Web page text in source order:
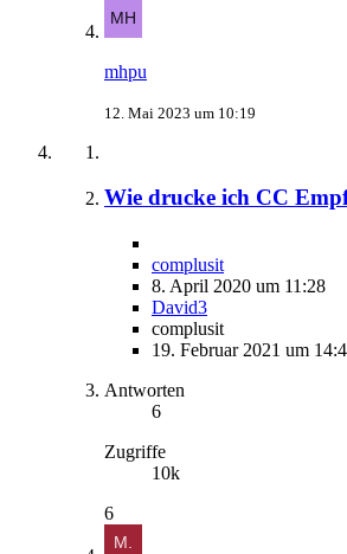
mhpu
12. Mai 2023 um 10:19
Wie drucke ich CC
complusit
8. April 2020 um 11:28
David3
complusit
19. Februar 2021 um
Antworten
6
Zugriffe
10k
6